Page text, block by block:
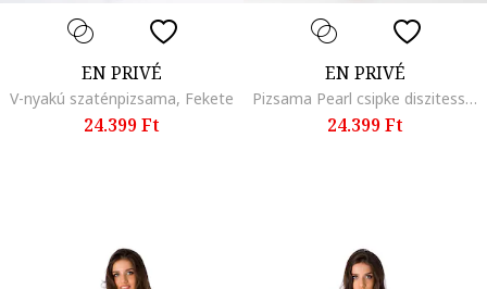
EN PRIVÉ
V-nyakú szaténpizsama, Fekete
24.399 Ft
EN PRIVÉ
Pizsama Pearl csipke diszitessel, En Prive
24.399 Ft